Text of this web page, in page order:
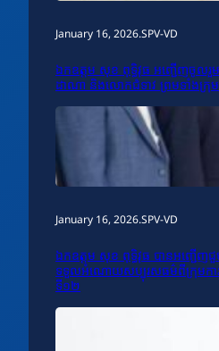
January 16, 2026.SPV-VD
ឯកឧត្តម សុខ ពុទ្ធិវុធ អញ្ជើញចូលរួ
ដាណា និងលោកជំទាវ ព្រមទាំងក្រុម
January 16, 2026.SPV-VD
ឯកឧត្តម សុខ ពុទ្ធិវុធ បានអញ្ជ
ទទួលអំណោយសប្បុរសធម៌ពីក្រុមការ
ទី១២